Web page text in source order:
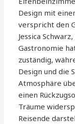
Design mit
verspricht den
Jessica
Gastronomie
zuständig,
Design und die
Atmosphäre
einen
Träume
Reisende